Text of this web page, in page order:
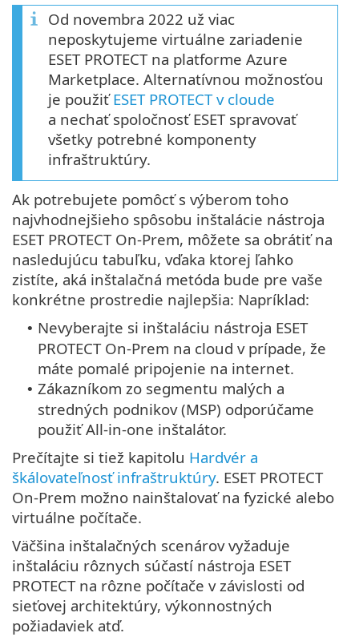
Od novembra 2022 už viac
neposkytujeme virtuálne zariadenie
ESET PROTECT na platforme Azure
Marketplace. Alternatívnou možnosťou
je použiťESET PROTECT v cloude
a nechať spoločnosť ESET spravovať
všetky potrebné komponenty
infraštruktúry.
Ak potrebujete pomôcť s výberom toho
najvhodnejšieho spôsobu inštalácie nástroja
ESET PROTECT On-Prem, môžete sa obrátiť na
nasledujúcu tabuľku, vďaka ktorej ľahko
zistíte, aká inštalačná metóda bude pre vaše
konkrétne prostredie najlepšia: Napríklad:
• Nevyberajte si inštaláciu nástroja ESET
PROTECT On-Prem na cloud v prípade, že
máte pomalé pripojenie na internet.
• Zákazníkom zo segmentu malých a
stredných podnikov (MSP) odporúčame
použiť All-in-one inštalátor.
Prečítajte si tiež kapitolu Hardvér a
škálovateľnosť infraštruktúry. ESET PROTECT
On-Prem možno nainštalovať na fyzické alebo
virtuálne počítače.
Väčšina inštalačných scenárov vyžaduje
inštaláciu rôznych súčastí nástroja ESET
PROTECT na rôzne počítače v závislosti od
sieťovej architektúry, výkonnostných
požiadaviek atď.